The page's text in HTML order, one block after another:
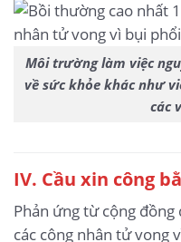
Môi trường làm việc
về sức khỏe khác như
các
IV. Cầu xin công
Phản ứng từ cộng
các công nhân tử vong